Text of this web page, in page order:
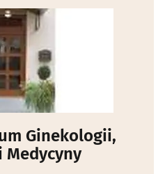
Ginekologii,